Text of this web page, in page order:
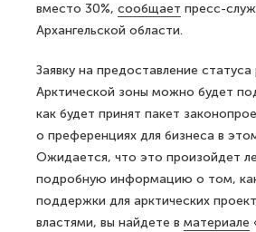
вместо 30%, сообщает пресс-
Архангельской области.
Заявку на предоставление статуса
Арктической зоны можно будет
как будет принят пакет
о преференциях для бизнеса в
Ожидается, что это произойдет
подробную информацию о том,
поддержки для арктических
властями, вы найдете в материале